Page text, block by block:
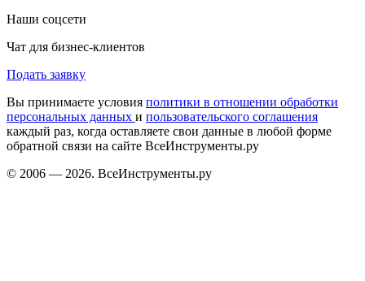
Наши соцсети
Чат для бизнес-клиентов
Подать заявку
Вы принимаете условия политики в отношении обработки
персональных данных и пользовательского соглашения
каждый раз, когда оставляете свои данные в любой форме
обратной связи на сайте ВсеИнструменты.ру
© 2006 — 2026. ВсеИнструменты.ру